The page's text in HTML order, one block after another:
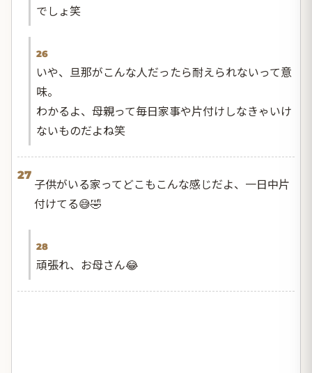
でしょ笑
26
いや、旦那がこんな人だったら耐えられないって意
味。
わかるよ、母親って毎日家事や片付けしなきゃいけ
ないものだよね笑
27
子供がいる家ってどこもこんな感じだよ、一日中片
付けてる😅🤣
28
頑張れ、お母さん😂